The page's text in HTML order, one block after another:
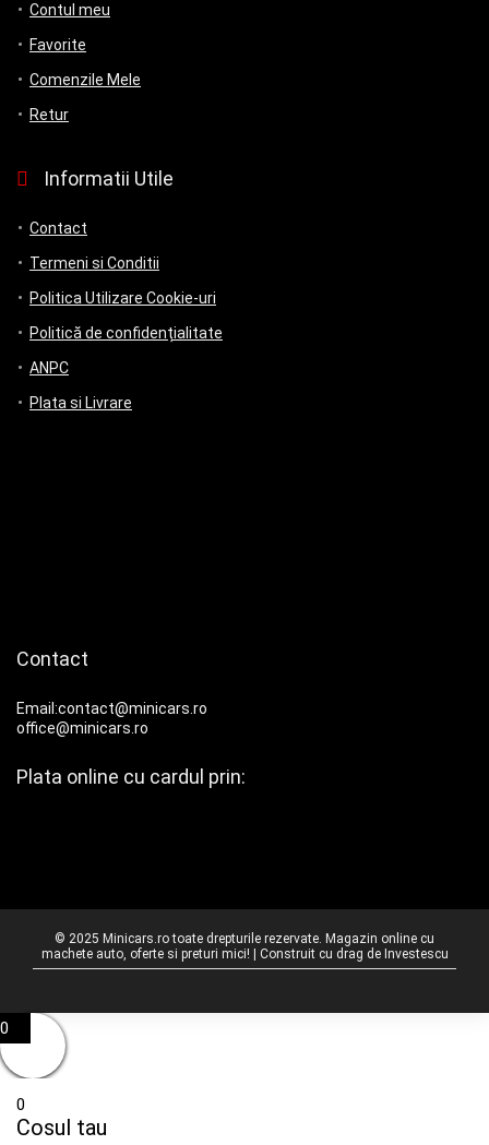
Contul meu
Favorite
Comenzile Mele
Retur
Informatii Utile
Contact
Termeni si Conditii
Politica Utilizare Cookie-uri
Politică de confidențialitate
ANPC
Plata si Livrare
Contact
Email:contact@minicars.ro
office@minicars.ro
Plata online cu cardul prin:
© 2025 Minicars.ro toate drepturile rezervate. Magazin online cu
machete auto, oferte si preturi mici! | Construit cu drag de Investescu
0
0
Cosul tau